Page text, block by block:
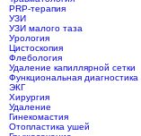
PRP-терапия
УЗИ
УЗИ малого таза
Урология
Цистоскопия
Флебология
Удаление капиллярной сетки
Функциональная диагностика
ЭКГ
Хирургия
Удаление
Гинекомастия
Отопластика ушей